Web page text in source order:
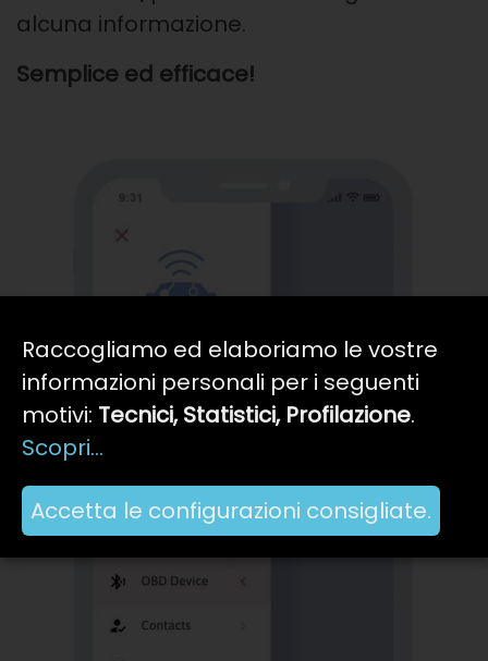
alcuna informazione.
Semplice ed efficace!
Raccogliamo ed elaboriamo le vostre
informazioni personali per i seguenti
motivi: Tecnici, Statistici, Profilazione.
Scopri...
Accetta le configurazioni consigliate.